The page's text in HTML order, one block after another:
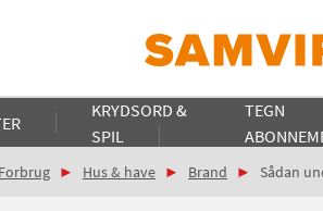
KRYDSORD &
SPIL
TEGN
Forbrug Hus & have Brand Sådan